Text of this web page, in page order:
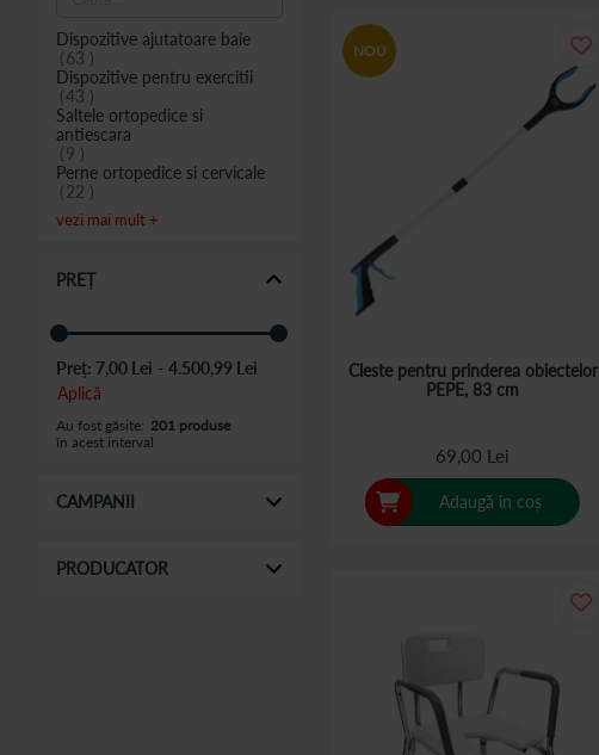
NOU
Cleste pentru prinderea obiectelor
PEPE, 83 cm
69,00 Lei
Adaugă în coș
Dispozitive ajutatoare baie
63
Dispozitive pentru exercitii
43
Saltele ortopedice si
antiescara
9
Perne ortopedice si cervicale
22
vezi mai mult +
PREȚ
Preț: 7,00 Lei - 4.500,99 Lei
Aplică
Au fost găsite: 201 produse
în acest interval
CAMPANII
PRODUCATOR